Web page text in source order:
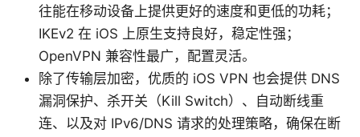
往能在移动设备上提供更好的速度和更低的功耗；
IKEv2 在 iOS 上原生支持良好，稳定性强；
OpenVPN 兼容性最广，配置灵活。
除了传输层加密，优质的 iOS VPN 也会提供 DNS
漏洞保护、杀开关（Kill Switch）、自动断线重
连、以及对 IPv6/DNS 请求的处理策略，确保在断